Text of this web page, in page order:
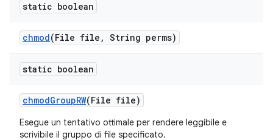
static boolean
chmod(File file , String perms)
static boolean
chmodGroupRW(File file)
Esegue un tentativo ottimale per rendere leggibile e
scrivibile il gruppo di file specificato.